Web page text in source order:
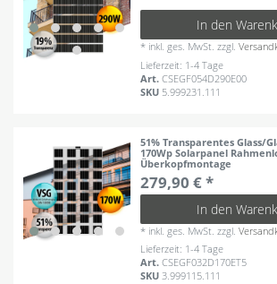
In den
* inkl. ges. MwSt. zzgl.
Lieferzeit: 1-4 Tage
Art.CSEGF054D290E00
SKU 5.999231.111
51% Transparentes Glass/
170Wp Solarpanel
Überkopfmontage
279,90 € *
In den
* inkl. ges. MwSt. zzgl.
Lieferzeit: 1-4 Tage
Art.CSEGF032D170ET5
SKU3.999115.111